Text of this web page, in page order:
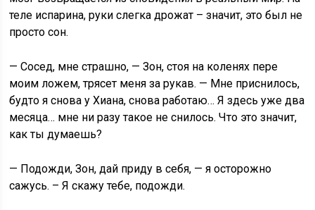
теле испарина, руки слегка дрожат – значит, это был не
просто сон.
— Сосед, мне страшно, — Зон, стоя на коленях пере
моим ложем, трясет меня за рукав. — Мне приснилось,
будто я снова у Хиана, снова работаю… Я здесь уже два
месяца… мне ни разу такое не снилось. Что это значит,
как ты думаешь?
— Подожди, Зон, дай приду в себя, — я осторожно
сажусь. – Я скажу тебе, подожди.